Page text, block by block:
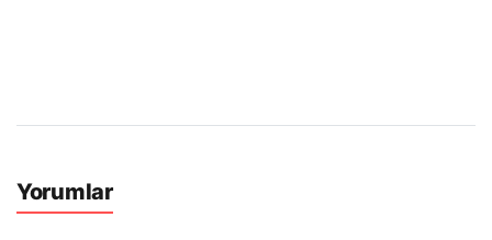
Yorumlar